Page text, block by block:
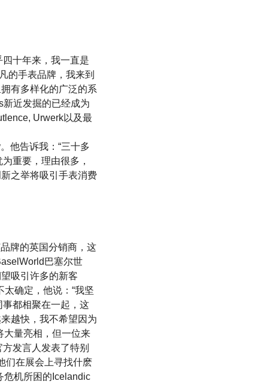
十年来，我一直是
的手表品牌，我来到
有多样化的广泛的系
近发掘的已经成为
Urwerk以及最
他告诉我：“三十多
重要，理由很多，
之举将吸引手表消费
牌的英国分销商，这
巴塞尔世
吸引许多的新客
确定，他说：“我坚
都相聚在一起，这
越快，我不希望因为
大量亮相，但一位来
发言人发表了特别
们在展会上寻找什麽
危机所困的Icelandic